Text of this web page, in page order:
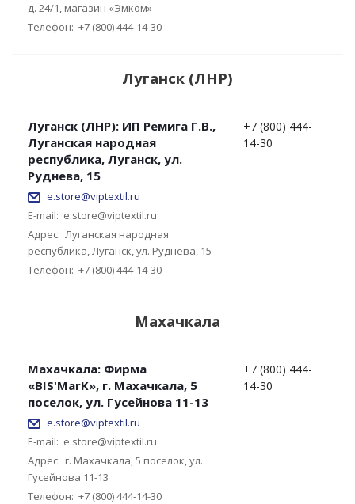
д. 24/1, магазин «Эмком»
Телефон: +7 (800) 444-14-30
Луганск (ЛНР)
Луганск (ЛНР): ИП Ремига Г.В.,
Луганская народная
республика, Луганск, ул.
Руднева, 15
e.store@viptextil.ru
E-mail: e.store@viptextil.ru
Адрес: Луганская народная
республика, Луганск, ул. Руднева, 15
Телефон: +7 (800) 444-14-30
+7 (800) 444-
14-30
Махачкала
Махачкала: Фирма
«BIS'MarK», г. Махачкала, 5
поселок, ул. Гусейнова 11-13
e.store@viptextil.ru
E-mail: e.store@viptextil.ru
Адрес: г. Махачкала, 5 поселок, ул.
Гусейнова 11-13
Телефон: +7 (800) 444-14-30
+7 (800) 444-
14-30